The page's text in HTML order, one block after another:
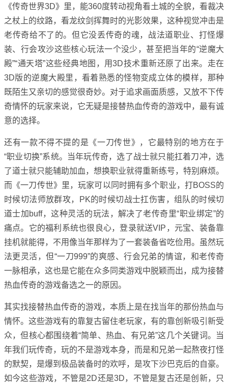
《传奇世界3D》里，能360度转动视角看土城的全貌，看裁决
之杖上的纹路，看龙纹剑挥舞时的光影效果，这种视觉冲击是
老传奇给不了的。但它没丢传奇的魂，战法道职业、打怪爆
装、行会攻沙这些核心玩法一个没少，甚至把当年的“逆魔大
殿”“通天塔”这些经典地图，用3D技术重新还原了出来。走在
3D版的逆魔大殿里，看着熟悉的怪物变成立体的模样，那种
既陌生又亲切的感觉很奇妙。对于追求画面质感，又放不下传
奇情怀的玩家来说，它无疑是接替热血传奇的游戏中，最有诚
意的选择。
还有一款不得不提的是《一刀传世》，它最特别的地方在于
“职业切换”系统。当年玩传奇，选了战士就只能扛着刀冲，选
了道士就只能辅助加血，想换职业就得重新练号，特别麻烦。
而《一刀传世》里，玩家可以同时拥有多个职业，打BOSS的
时候切法师放群攻，PK的时候切战士扛伤害，组队的时候切
道士加buff，这种灵活的玩法，解决了老传奇里“职业绑定”的
痛点。它的福利系统也很良心，登录就送VIP，元宝、装备靠
挂机就能得，不用像当年那样为了一套装备省吃俭用。虽然玩
法更灵活，但“一刀999”的爽感、行会兄弟的情谊，和老传奇
一脉相承，这也是它能在众多同类游戏中脱颖而出，成为接替
热血传奇的游戏备选之一的原因。
其实找接替热血传奇的游戏，本质上是在找当年的那份热血与
情怀。这些游戏有的靠复古留住老玩家，有的靠创新吸引新受
众，但核心都围绕着“简单、热血、有兄弟”这几个关键词。当
年我们玩传奇，玩的不是游戏本身，而是和兄弟一起熬夜打怪
的默契，是爆到极品装备时的欢呼，是攻下沙巴克后的自豪。
如今这些游戏，不管是2D还是3D，不管是复古还是创新，只